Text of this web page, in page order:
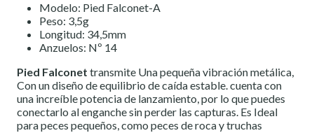
Modelo: Pied Falconet-A
Peso: 3,5g
Longitud: 34,5mm
Anzuelos: Nº 14
Pied Falconet transmite Una pequeña vibración metálica,
Con un diseño de equilibrio de caída estable. cuenta con
una increíble potencia de lanzamiento, por lo que puedes
conectarlo al enganche sin perder las capturas. Es Ideal
para peces pequeños, como peces de roca y truchas